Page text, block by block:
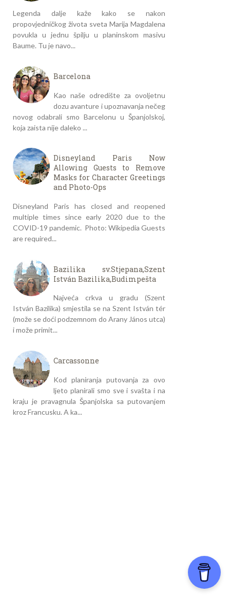
Legenda dalje kaže kako se nakon
propovjedničkog života sveta Marija Magdalena
povukla u jednu špilju u planinskom masivu
Baume. Tu je navo...
Barcelona
Kao naše odredište za ovoljetnu
dozu avanture i upoznavanja nečeg
novog odabrali smo Barcelonu u Španjolskoj,
koja zaista nije daleko ...
Disneyland Paris Now
Allowing Guests to Remove
Masks for Character Greetings
and Photo-Ops
Disneyland Paris has closed and reopened
multiple times since early 2020 due to the
COVID-19 pandemic. Photo: Wikipedia Guests
are required...
Bazilika sv.Stjepana,Szent
István Bazilika,Budimpešta
Najveća crkva u gradu (Szent
István Bazilika) smjestila se na Szent István tér
(može se doći podzemnom do Arany János utca)
i može primit...
Carcassonne
Kod planiranja putovanja za ovo
ljeto planirali smo sve i svašta i na
kraju je pravagnula Španjolska sa putovanjem
kroz Francusku. A ka...